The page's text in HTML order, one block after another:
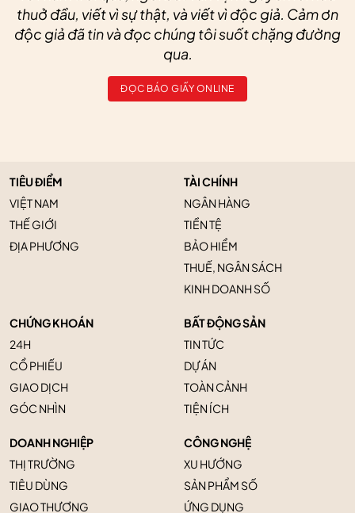
thuở đầu, viết vì sự thật, và viết vì độc giả. Cảm ơn
độc giả đã tin và đọc chúng tôi suốt chặng đường
qua.
ĐỌC BÁO GIẤY ONLINE
TIÊU ĐIỂM
VIỆT NAM
THẾ GIỚI
ĐỊA PHƯƠNG
TÀI CHÍNH
NGÂN HÀNG
TIỀN TỆ
BẢO HIỂM
THUẾ, NGÂN SÁCH
KINH DOANH SỐ
CHỨNG KHOÁN
24H
CỔ PHIẾU
GIAO DỊCH
GÓC NHÌN
BẤT ĐỘNG SẢN
TIN TỨC
DỰ ÁN
TOÀN CẢNH
TIỆN ÍCH
DOANH NGHIỆP
THỊ TRƯỜNG
TIÊU DÙNG
GIAO THƯƠNG
CÔNG NGHỆ
XU HƯỚNG
SẢN PHẨM SỐ
ỨNG DỤNG